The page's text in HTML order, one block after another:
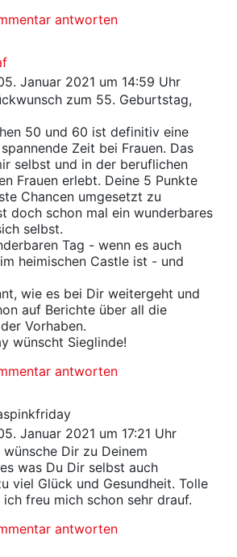
antworten
Januar 2021 um 14:59 Uhr
zum 55. Geburtstag,
50 und 60 ist definitiv eine
Zeit bei Frauen. Das
selbst und in der beruflichen
Frauen erlebt. Deine 5 Punkte
Chancen umgesetzt zu
doch schon mal ein wunderbares
selbst.
Tag - wenn es auch
heimischen Castle ist - und
wie es bei Dir weitergeht und
auf Berichte über all die
Vorhaben.
wünscht Sieglinde!
antworten
Januar 2021 um 17:21 Uhr
wünsche Dir zu Deinem
was Du Dir selbst auch
viel Glück und Gesundheit. Tolle
ich freu mich schon sehr drauf.
antworten